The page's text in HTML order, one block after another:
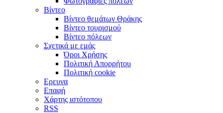
Βίντεο
Βίντεο θεμάτων Θράκης
Βίντεο τουρισμού
Βίντεο πόλεων
Σχετικά με εμάς
Όροι Χρήσης
Πολιτική Απορρήτου
Πολιτική cookie
Ερευνα
Επαφή
Χάρτης ιστότοπου
RSS